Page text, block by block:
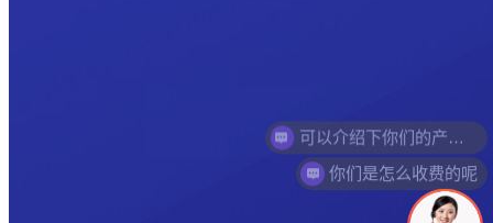
你们是怎么收费的呢